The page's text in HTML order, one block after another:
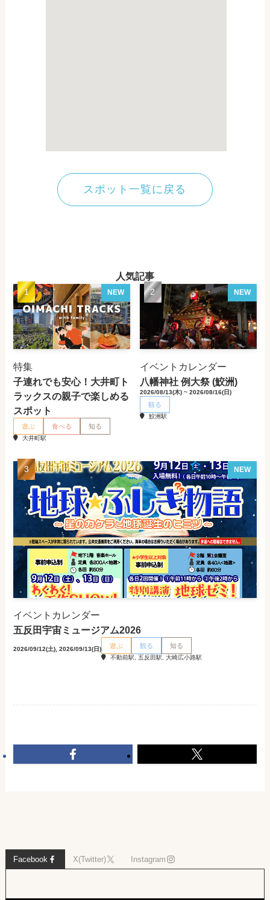
スポット一覧に戻る
人気記事
NEW
特集
子連れでも安心！大井町ト
ラックスの親子で楽しめる
スポット
遊ぶ 食べる 知る
大井町駅
NEW
イベントカレンダー
八幡神社 例大祭 (鮫洲)
2026/08/13(木) ~ 2026/08/16(日)
観る
鮫洲駅
NEW
イベントカレンダー
五反田宇宙ミュージアム2026
2026/09/12(土), 2026/09/13(日) 遊ぶ 観る 知る
不動前駅, 五反田駅, 大崎広小路駅
Facebook X(Twitter) Instagram